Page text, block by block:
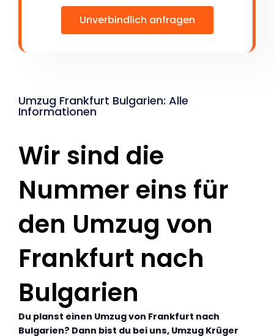
Unverbindlich anfragen
Umzug Frankfurt Bulgarien: Alle
Informationen
Wir sind die
Nummer eins für
den Umzug von
Frankfurt nach
Bulgarien
Du planst einen Umzug von Frankfurt nach
Bulgarien? Dann bist du bei uns, Umzug Krüger